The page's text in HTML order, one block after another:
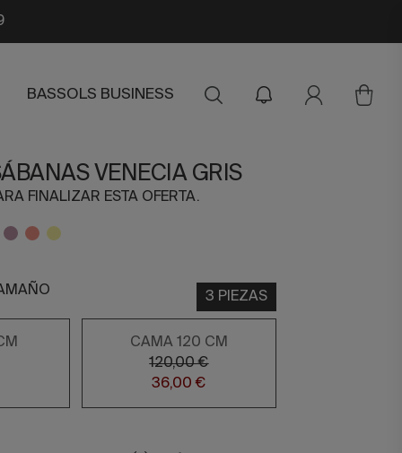
BASSOLS BUSINESS
VENECIA GRIS
FINALIZAR ESTA OFERTA.
3 PIEZAS
CAMA 120 CM
120,00 €
36,00 €